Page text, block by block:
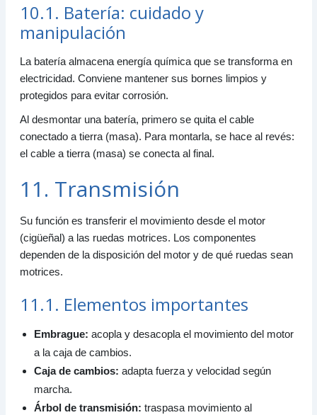
10.1. Batería: cuidado y
manipulación
La batería almacena energía química que se transforma en
electricidad. Conviene mantener sus bornes limpios y
protegidos para evitar corrosión.
Al desmontar una batería, primero se quita el cable
conectado a tierra (masa). Para montarla, se hace al revés:
el cable a tierra (masa) se conecta al final.
11. Transmisión
Su función es transferir el movimiento desde el motor
(cigüeñal) a las ruedas motrices. Los componentes
dependen de la disposición del motor y de qué ruedas sean
motrices.
11.1. Elementos importantes
Embrague: acopla y desacopla el movimiento del motor
a la caja de cambios.
Caja de cambios: adapta fuerza y velocidad según
marcha.
Árbol de transmisión: traspasa movimiento al